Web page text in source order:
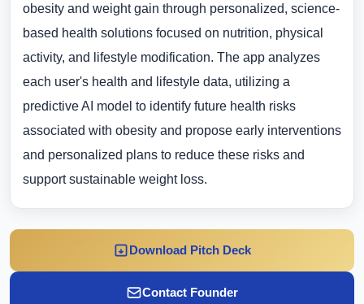
obesity and weight gain through personalized, science-
based health solutions focused on nutrition, physical
activity, and lifestyle modification. The app analyzes
each user's health and lifestyle data, utilizing a
predictive AI model to identify future health risks
associated with obesity and propose early interventions
and personalized plans to reduce these risks and
support sustainable weight loss.
Download Pitch Deck
Contact Founder